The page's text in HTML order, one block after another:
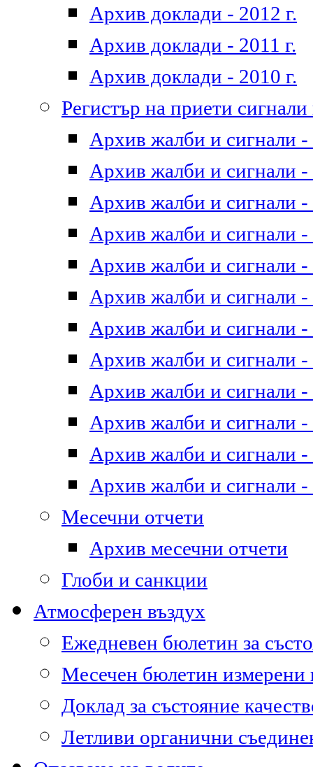
Архив доклади - 2012 г.
Архив доклади - 2011 г.
Архив доклади - 2010 г.
Регистър на приети
Архив жалби и сигнали -
Архив жалби и сигнали -
Архив жалби и сигнали -
Архив жалби и сигнали -
Архив жалби и сигнали -
Архив жалби и сигнали -
Архив жалби и сигнали -
Архив жалби и сигнали -
Архив жалби и сигнали -
Архив жалби и сигнали -
Архив жалби и сигнали -
Архив жалби и сигнали -
Месечни отчети
Архив месечни отчети
Глоби и санкции
Атмосферен въздух
Ежедневен бюлетин за
Месечен бюлетин
Доклад за състояние
Летливи органични